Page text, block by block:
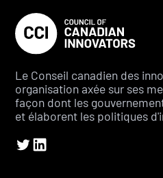
Le Conseil canadien des
organisation axée sur ses
façon dont les
et élaborent les politiques